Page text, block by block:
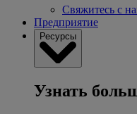
Свяжитесь с
Предприятие
Ресурсы
Узнать